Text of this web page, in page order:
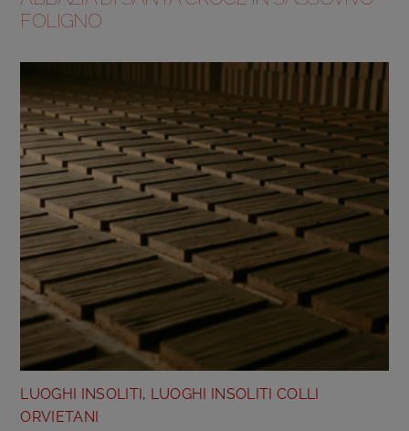
FOLIGNO
LUOGHI INSOLITI, LUOGHI INSOLITI COLLI
ORVIETANI